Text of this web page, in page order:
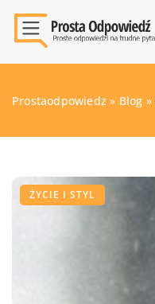
Prostaodpowiedz » Blog »
ŻYCIE I STYL